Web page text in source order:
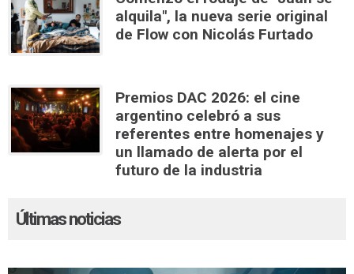
alquila", la nueva serie original
de Flow con Nicolás Furtado
Premios DAC 2026: el cine
argentino celebró a sus
referentes entre homenajes y
un llamado de alerta por el
futuro de la industria
Últimas noticias